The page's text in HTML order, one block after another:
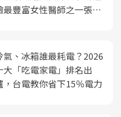
最豐富女性醫師之一張永
田醫院建構360度女性健
照護生態圈
氣、冰箱誰最耗電？2026
大「吃電家電」排名出
，台電教你省下15％電力